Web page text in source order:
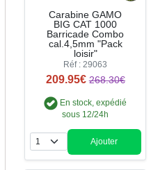
Carabine GAMO
BIG CAT 1000
Barricade Combo
cal.4,5mm "Pack
loisir"
Réf : 29063
209.95€ 268.30€
En stock, expédié
sous 12/24h
Quantité
Ajouter